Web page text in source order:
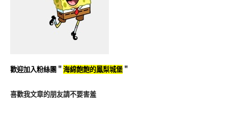
歡迎加入粉絲團＂海綿飽飽的鳳梨城堡 ＂
喜歡我文章的朋友請不要害羞